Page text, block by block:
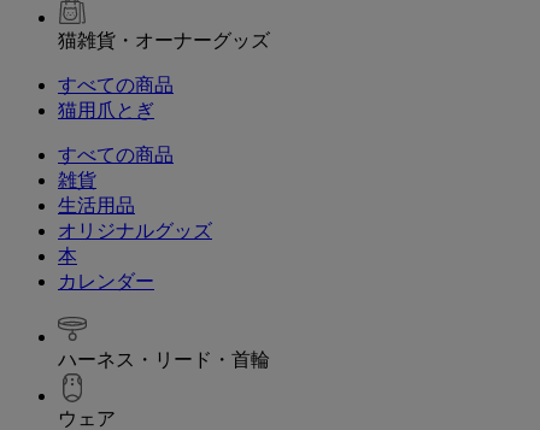
猫雑貨・オーナーグッズ
すべての商品
猫用爪とぎ
すべての商品
雑貨
生活用品
オリジナルグッズ
本
カレンダー
ハーネス・リード・首輪
ウェア